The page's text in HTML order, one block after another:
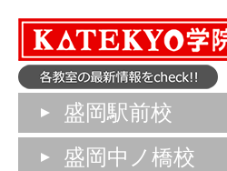
盛岡駅前校
盛岡中ノ橋校